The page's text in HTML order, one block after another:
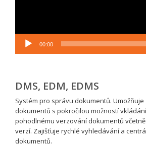
00:00
DMS, EDM, EDMS
Systém pro správu dokumentů.
dokumentů s pokročilou možností
pohodlnému verzování dokumentů
verzí. Zajišťuje rychlé vyhledávání a
dokumentů.